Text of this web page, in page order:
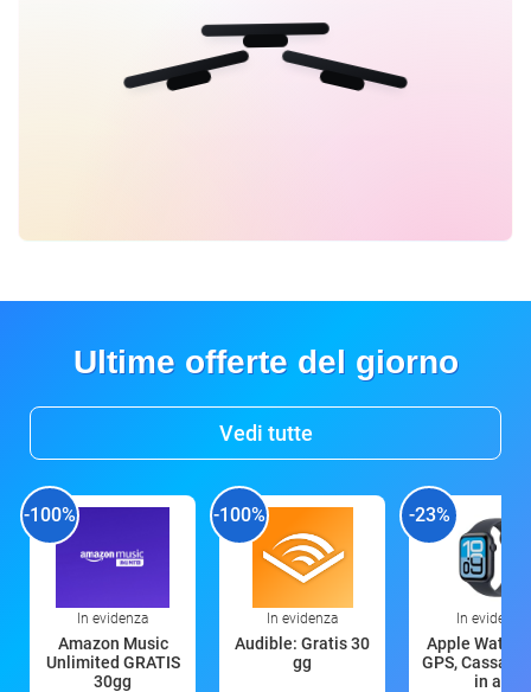
Ultime offerte del giorno
Vedi tutte
-100%
In evidenza
Amazon Music
Unlimited GRATIS
30gg
-100%
In evidenza
Audible: Gratis 30
gg
-23%
In evidenza
Apple Watch
GPS, Cassa
in all